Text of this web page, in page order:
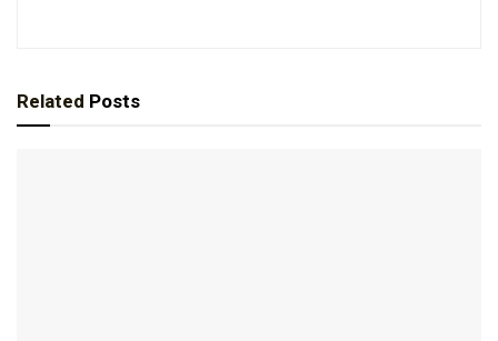
Related Posts